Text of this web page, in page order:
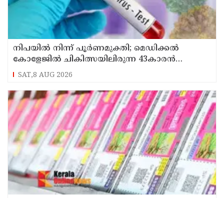
നിപയിൽ നിന്ന് പൂർണമുക്തി; മെഡിക്കൽ
കോളേജിൽ ചികിത്സയിലിരുന്ന 43കാരൻ
വീട്ടിലേക്ക് മടങ്ങി
SAT,8 AUG 2026